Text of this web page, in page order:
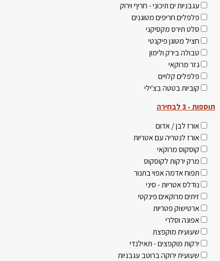
עגבניות ים תיכוני - חריף וירוק
פלפלים חריפים מטוגנים
סלט תירס מקסיקני
חציל מטוגן פיקנטי
טבולה בירק ולימון
גזר מרוקאי
פלפלים קלויים
קוביות בטטה בצ'ילי
תוספות - 3 לבחירה
אורז לבן / אדום
אורז לנטריה עם אטריות
קוסקוס מרוקאי
מרק ירקות לקוסקוס
תפוח אדמה אפוי בתנור
נודלס אטריות - סיני
זיתים מרוקאים פינקטי
ארטישוק פטריות
אפונה וסלרי
שעועית מוקפצת
ירקות מוקפצים - תאילנדי
שעועית ירוקה ברוטב עגבניות